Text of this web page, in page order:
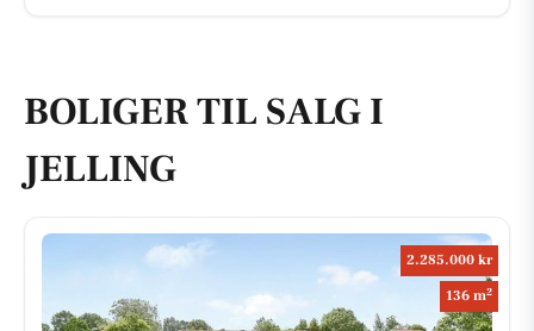
BOLIGER TIL SALG I
JELLING
2.285.000 kr
136 m2